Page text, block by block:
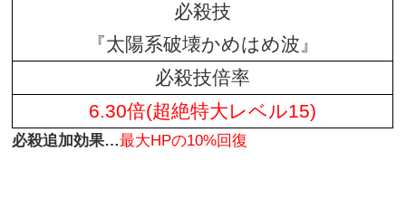
必殺技
『太陽系破壊かめはめ波』
必殺技倍率
6.30倍(超絶特大レベル15)
必殺追加効果…最大HPの10%回復